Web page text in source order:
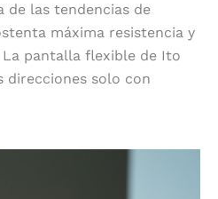
de las tendencias de
máxima resistencia y
La pantalla flexible de Ito
direcciones solo con